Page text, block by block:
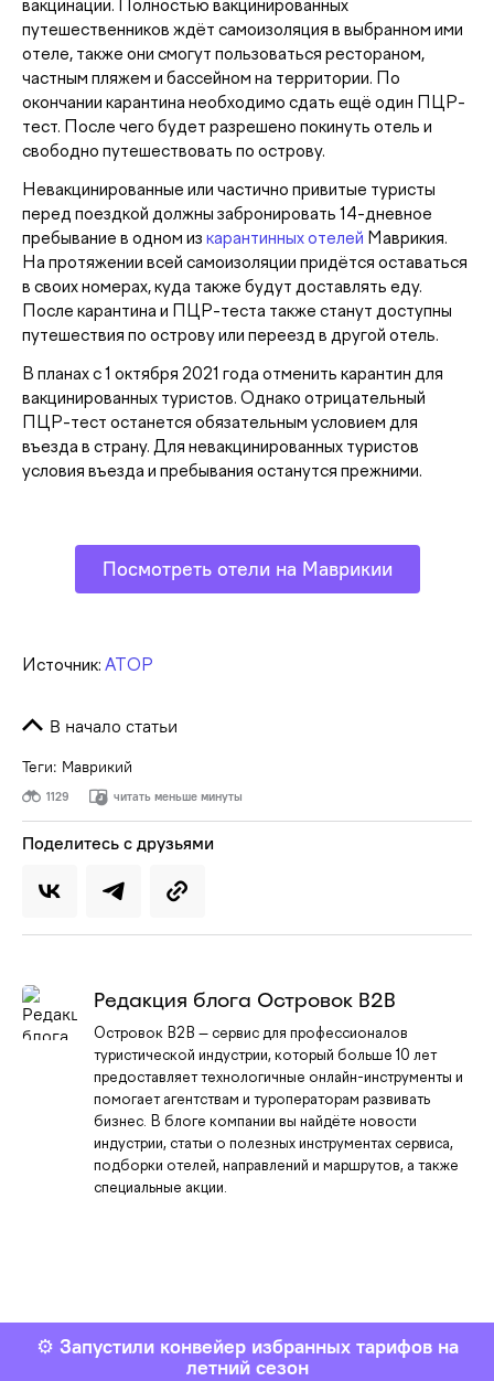
вакцинации. Полностью вакцинированных
путешественников ждёт самоизоляция в выбранном ими
отеле, также они смогут пользоваться рестораном,
частным пляжем и бассейном на территории. По
окончании карантина необходимо сдать ещё один ПЦР-
тест. После чего будет разрешено покинуть отель и
свободно путешествовать по острову.
Невакцинированные или частично привитые туристы
перед поездкой должны забронировать 14-дневное
пребывание в одном из карантинных отелей Маврикия.
На протяжении всей самоизоляции придётся оставаться
в своих номерах, куда также будут доставлять еду.
После карантина и ПЦР-теста также станут доступны
путешествия по острову или переезд в другой отель.
В планах с 1 октября 2021 года отменить карантин для
вакцинированных туристов. Однако отрицательный
ПЦР-тест останется обязательным условием для
въезда в страну. Для невакцинированных туристов
условия въезда и пребывания останутся прежними.
Посмотреть отели на Маврикии
Источник: АТОР
Теги: Маврикий
В начало статьи
1129 читать меньше минуты
Поделитесь с друзьями
Редакция блога Островок B2B
Островок B2B — сервис для профессионалов
туристической индустрии, который больше 10 лет
предоставляет технологичные онлайн-инструменты и
помогает агентствам и туроператорам развивать
бизнес. В блоге компании вы найдёте новости
индустрии, статьи о полезных инструментах сервиса,
подборки отелей, направлений и маршрутов, а также
специальные акции.
⚙️ Запустили конвейер избранных тарифов на
летний сезон